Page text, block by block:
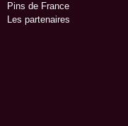
Pins de France
Les partenaires